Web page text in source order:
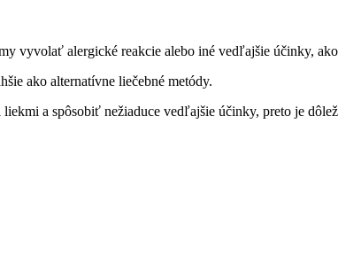
vyvolať alergické reakcie alebo iné vedľajšie účinky,
ako alternatívne liečebné metódy.
a spôsobiť nežiaduce vedľajšie účinky, preto je